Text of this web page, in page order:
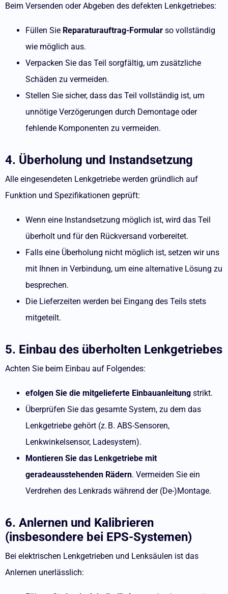
Beim Versenden oder Abgeben des defekten Lenkgetriebes:
Füllen Sie Reparaturauftrag-Formular so vollständig
wie möglich aus.
Verpacken Sie das Teil sorgfältig, um zusätzliche
Schäden zu vermeiden.
Stellen Sie sicher, dass das Teil vollständig ist, um
unnötige Verzögerungen durch Demontage oder
fehlende Komponenten zu vermeiden.
4. Überholung und Instandsetzung
Alle eingesendeten Lenkgetriebe werden gründlich auf
Funktion und Spezifikationen geprüft:
Wenn eine Instandsetzung möglich ist, wird das Teil
überholt und für den Rückversand vorbereitet.
Falls eine Überholung nicht möglich ist, setzen wir uns
mit Ihnen in Verbindung, um eine alternative Lösung zu
besprechen.
Die Lieferzeiten werden bei Eingang des Teils stets
mitgeteilt.
5. Einbau des überholten Lenkgetriebes
Achten Sie beim Einbau auf Folgendes:
efolgen Sie die mitgelieferte Einbauanleitung strikt.
Überprüfen Sie das gesamte System, zu dem das
Lenkgetriebe gehört (z. B. ABS-Sensoren,
Lenkwinkelsensor, Ladesystem).
Montieren Sie das Lenkgetriebe mit
geradeausstehenden Rädern. Vermeiden Sie ein
Verdrehen des Lenkrads während der (De-)Montage.
6. Anlernen und Kalibrieren
(insbesondere bei EPS-Systemen)
Bei elektrischen Lenkgetrieben und Lenksäulen ist das
Anlernen unerlässlich: